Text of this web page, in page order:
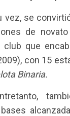
vez, se
de
club que
con 15
Binaria.